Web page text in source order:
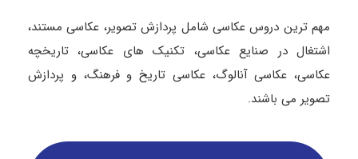
مهم ترین دروس عکاسی شامل پردازش تصویر، عکاسی مستند،
اشتغال در صنایع عکاسی، تکنیک های عکاسی، تاریخچه
عکاسی، عکاسی آنالوگ، عکاسی تاریخ و فرهنگ، و پردازش
تصویر می باشند.